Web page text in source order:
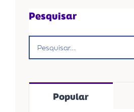
Pesquisar
resultados
Popular